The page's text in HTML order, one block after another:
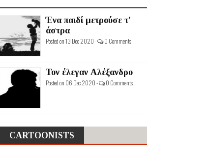
Ένα παιδί μετρούσε τ'
άστρα
Posted on 13 Dec 2020 - 0 Comments
Τον έλεγαν Αλέξανδρο
Posted on 06 Dec 2020 - 0 Comments
CARTOONISTS